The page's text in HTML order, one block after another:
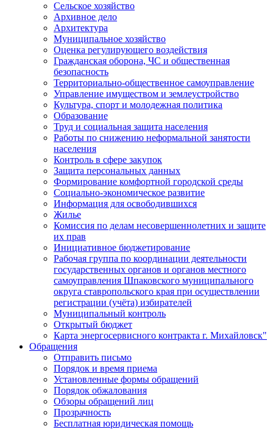
Сельское хозяйство
Архивное дело
Архитектура
Муниципальное хозяйство
Оценка регулирующего воздействия
Гражданская оборона, ЧС и общественная
безопасность
Территориально-общественное самоуправление
Управление имуществом и землеустройство
Культура, спорт и молодежная политика
Образование
Труд и социальная защита населения
Работы по снижению неформальной занятости
населения
Контроль в сфере закупок
Защита персональных данных
Формирование комфортной городской среды
Социально-экономическое развитие
Информация для освободившихся
Жилье
Комиссия по делам несовершеннолетних и защите
их прав
Инициативное бюджетирование
Рабочая группа по координации деятельности
государственных органов и органов местного
самоуправления Шпаковского муниципального
округа ставропольского края при осуществлении
регистрации (учёта) избирателей
Муниципальный контроль
Открытый бюджет
Карта энергосервисного контракта г. Михайловск"
Обращения
Отправить письмо
Порядок и время приема
Установленные формы обращений
Порядок обжалования
Обзоры обращений лиц
Прозрачность
Бесплатная юридическая помощь